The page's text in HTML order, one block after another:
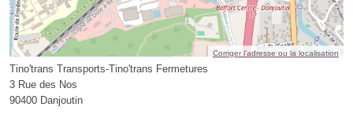
Corriger l’adresse ou la localisation
Tino'trans Transports-Tino'trans Fermetures
3 Rue des Nos
90400 Danjoutin